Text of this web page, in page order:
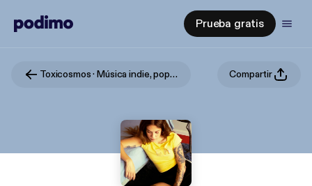
Prueba gratis
Toxicosmos · Música indie, pop y actualidad. Compartir